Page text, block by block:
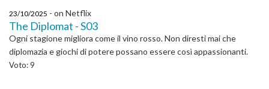
23/10/2025 - on Netflix
The Diplomat - S03
Ogni stagione migliora come il vino rosso. Non diresti mai che
diplomazia e giochi di potere possano essere così appassionanti.
Voto: 9